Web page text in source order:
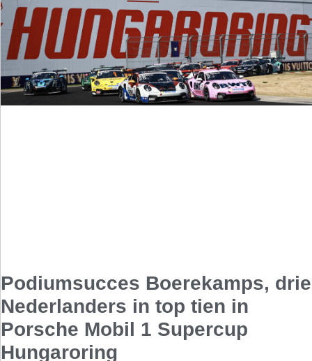
Podiumsucces Boerekamps, drie
Nederlanders in top tien in
Porsche Mobil 1 Supercup
Hungaroring